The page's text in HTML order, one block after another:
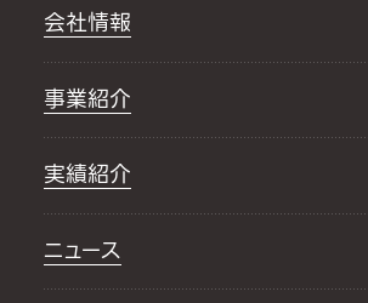
会社情報
事業紹介
実績紹介
ニュース